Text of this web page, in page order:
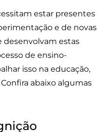
estar presentes
e de novas
desenvolvam estas
de ensino-
isso na educação,
abaixo algumas